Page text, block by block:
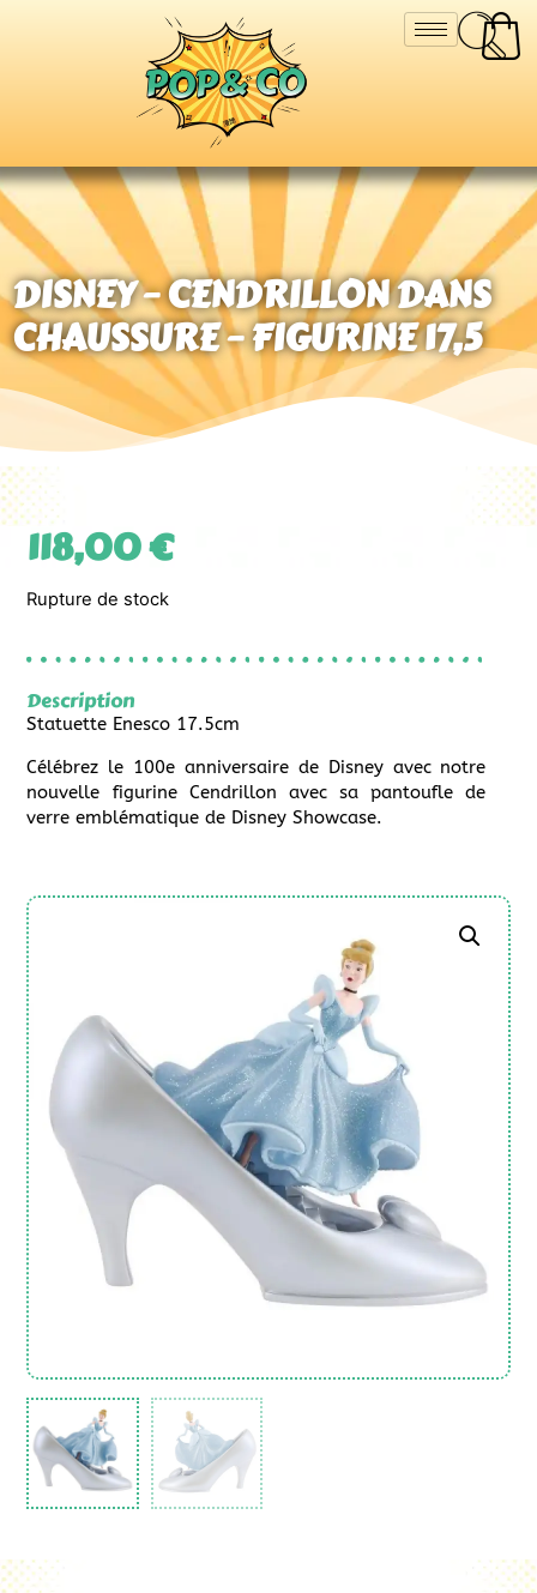
DISNEY – CENDRILLON DANS
CHAUSSURE – FIGURINE 17,5
118,00€
Rupture de stock
Description
Statuette Enesco 17.5cm
Célébrez le 100e anniversaire de Disney avec notre
nouvelle figurine Cendrillon avec sa pantoufle de
verre emblématique de Disney Showcase.